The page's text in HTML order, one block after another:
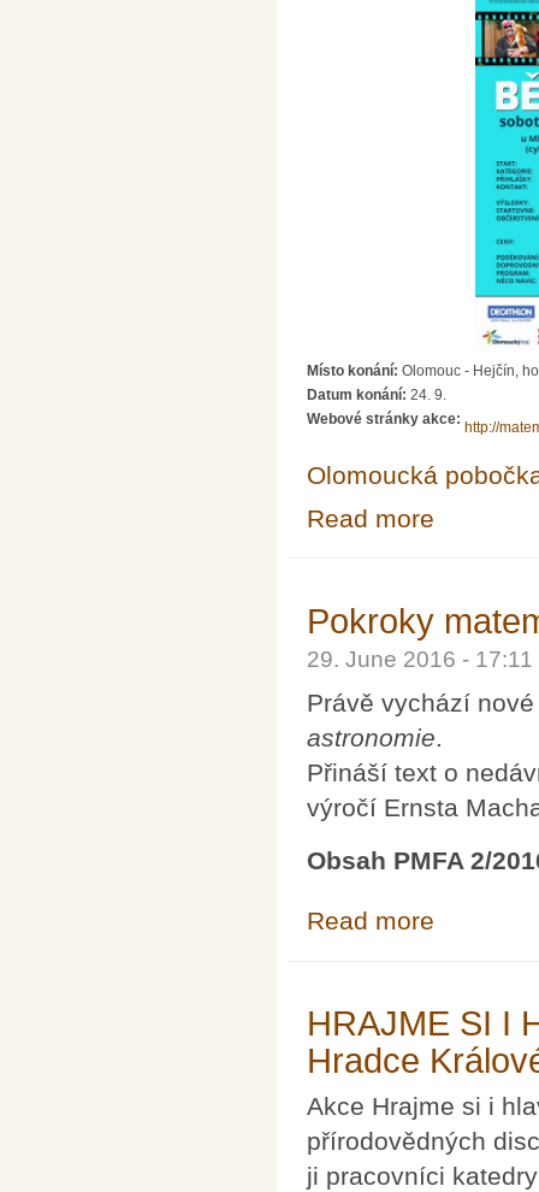
Místo konání: Olomouc - Hejčín,
Datum konání: 24. 9.
Webové stránky akce:
http://
Olomoucká
Read more
Pokroky
29. June 2016 -
Právě vychází
astronomie.
Přináší text o
výročí Ernsta
Obsah PMFA 2/
Read more
HRAJME SI I
Hradce
Akce Hrajme si i
přírodovědných
ji pracovníci